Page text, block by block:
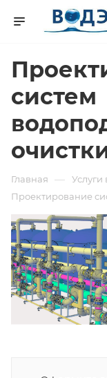
систем
Главная — Услуги
Проектирование